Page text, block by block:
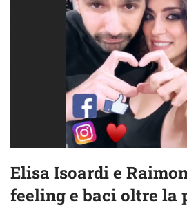
Elisa Isoardi e
feeling e baci oltre la